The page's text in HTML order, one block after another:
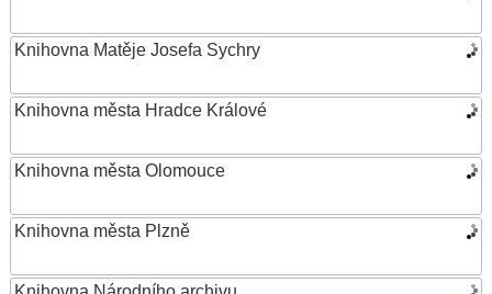
Knihovna Matěje Josefa Sychry
Knihovna města Hradce Králové
Knihovna města Olomouce
Knihovna města Plzně